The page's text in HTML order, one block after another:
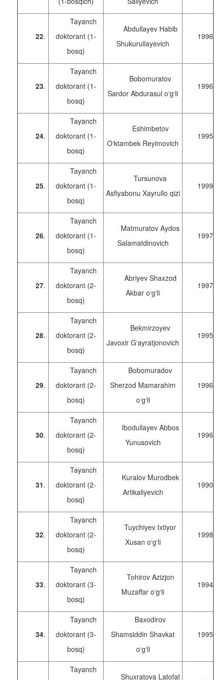
22.
Tayanch
doktorant (1-
bosq)
Abdullayev Habib
Shukurullayevich
1996
23.
Tayanch
doktorant (1-
bosq)
Bobomuratov
Sardor Abdurasul o‘g‘li
1996
24.
Tayanch
doktorant (1-
bosq)
Eshimbetov
O‘ktambek Reyimovich
1995
25.
Tayanch
doktorant (1-
bosq)
Tursunova
Asfiyabonu Xayrullo qizi
1999
26.
Tayanch
doktorant (1-
bosq)
Matmuratov Aydos
Salamatdinovich
1997
27.
Tayanch
doktorant (2-
bosq)
Abriyev Shaxzod
Akbar o‘g‘li
1997
28.
Tayanch
doktorant (2-
bosq)
Bekmirzoyev
Javoxir G‘ayratjonovich
1995
29.
Tayanch
doktorant (2-
bosq)
Bobomuradov
Sherzod Mamarahim
o‘g‘li
1996
30.
Tayanch
doktorant (2-
bosq)
Ibodullayev Abbos
Yunusovich
1996
31.
Tayanch
doktorant (2-
bosq)
Kuralov Murodbek
Artikaliyevich
1990
32.
Tayanch
doktorant (2-
bosq)
Tuychiyev Ixtiyor
Xusan o‘g‘li
1998
33.
Tayanch
doktorant (3-
bosq)
Tohirov Azizjon
Muzaffar o‘g‘li
1994
34.
Tayanch
doktorant (3-
bosq)
Baxodirov
Shamsiddin Shavkat
o‘g‘li
1995
Tayanch
Shuxratova Latofat